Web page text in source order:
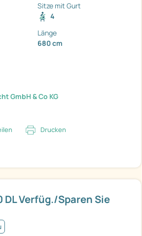
DL Verfüg./Sparen Sie
Sitze mit Gurt
4
Länge
680 cm
GmbH & Co KG
Drucken